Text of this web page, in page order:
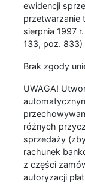
ewidencji
przetwarzanie
sierpnia 1997
133, poz. 833)
Brak zgody
UWAGA!
różnych
sprzedaży
rachunek
z części
autoryzacji